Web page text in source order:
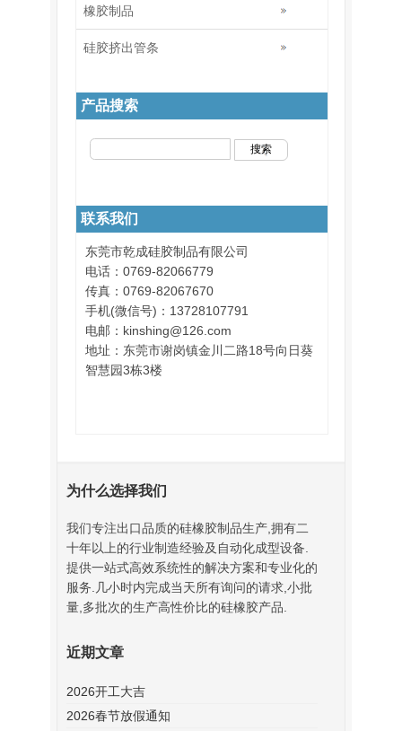
橡胶制品
硅胶挤出管条
产品搜索
联系我们
东莞市乾成硅胶制品有限公司
电话：0769-82066779
传真：0769-82067670
手机(微信号)：13728107791
电邮：kinshing@126.com
地址：东莞市谢岗镇金川二路18号向日葵
智慧园3栋3楼
为什么选择我们
我们专注出口品质的硅橡胶制品生产,拥有二
十年以上的行业制造经验及自动化成型设备.
提供一站式高效系统性的解决方案和专业化的
服务.几小时内完成当天所有询问的请求,小批
量,多批次的生产高性价比的硅橡胶产品.
近期文章
2026开工大吉
2026春节放假通知